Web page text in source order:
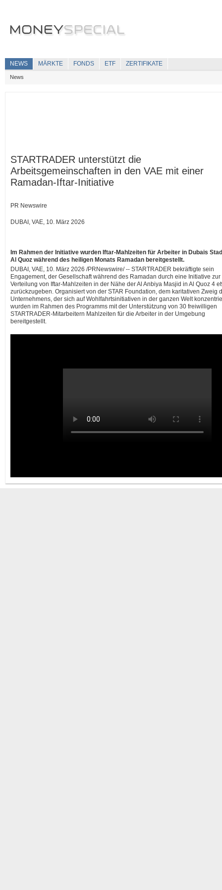
NEWS MÄRKTE FONDS ETF ZERTIFIKATE
News
STARTRADER unterstützt die
Arbeitsgemeinschaften in den VAE mit einer
Ramadan-Iftar-Initiative
PR Newswire
DUBAI, VAE, 10. März 2026
Im Rahmen der Initiative wurden Iftar-Mahlzeiten für Arbeiter in Dubais
Al Quoz während des heiligen Monats Ramadan bereitgestellt.
DUBAI, VAE, 10. März 2026 /PRNewswire/ -- STARTRADER bekräftigte sein
Engagement, der Gesellschaft während des Ramadan durch eine Initiative zur
Verteilung von Iftar-Mahlzeiten in der Nähe der Al Anbiya Masjid in Al Quoz 4
zurückzugeben. Organisiert von der STAR Foundation, dem karitativen Zweig
Unternehmens, der sich auf Wohlfahrtsinitiativen in der ganzen Welt
wurden im Rahmen des Programms mit der Unterstützung von 30 freiwilligen
STARTRADER-Mitarbeitern Mahlzeiten für die Arbeiter in der Umgebung
bereitgestellt.